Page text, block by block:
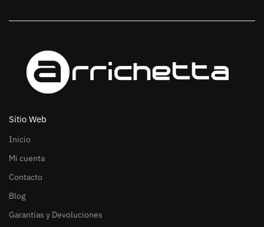
Sitio Web
Inicio
Mi cuenta
Contacto
Blog
Garantías y Devoluciones